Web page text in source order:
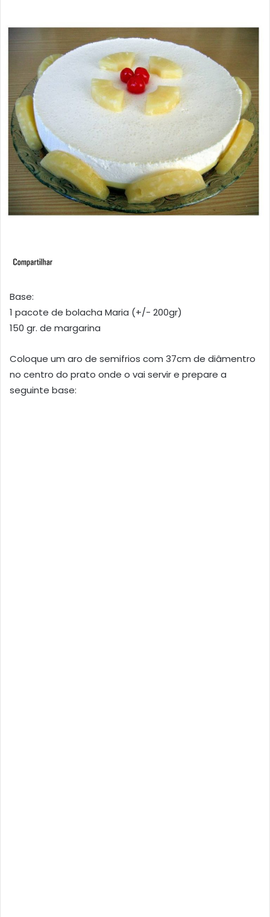
Base:
1 pacote de bolacha Maria (+/- 200gr)
150 gr. de margarina
Coloque um aro de semifrios com 37cm de diâmentro
no centro do prato onde o vai servir e prepare a
seguinte base: